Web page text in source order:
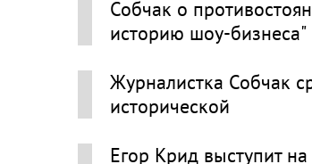
Собчак о
историю шоу‑бизнеса"
Журналистка Собчак
исторической
Егор Крид выступит